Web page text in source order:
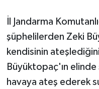
İl Jandarma
şüphelilerden Zeki
kendisinin
Büyüktopaç'ın elinde
havaya ateş ederek